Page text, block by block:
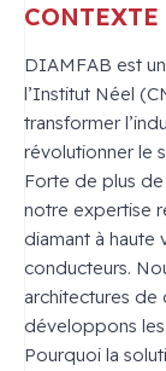
CONTEXTE
DIAMFAB est
l’Institut Néel
transformer
révolutionner le
Forte de plus
notre expertise
diamant à haute
conducteurs.
architectures
développons
Pourquoi la